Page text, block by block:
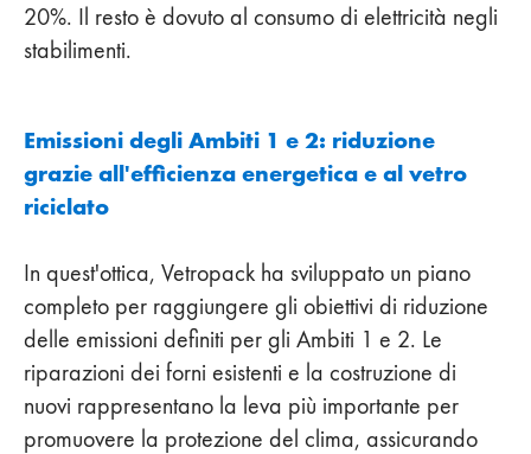
20%. Il resto è dovuto al consumo di elettricità negli
stabilimenti.
Emissioni degli Ambiti 1 e 2: riduzione
grazie all'efficienza energetica e al vetro
riciclato
In quest'ottica, Vetropack ha sviluppato un piano
completo per raggiungere gli obiettivi di riduzione
delle emissioni definiti per gli Ambiti 1 e 2. Le
riparazioni dei forni esistenti e la costruzione di
nuovi rappresentano la leva più importante per
promuovere la protezione del clima, assicurando